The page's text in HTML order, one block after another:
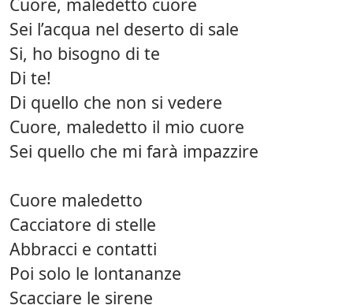
Sei l’acqua nel deserto di sale
Si, ho bisogno di te
Di te!
Di quello che non si vedere
Cuore, maledetto il mio cuore
Sei quello che mi farà impazzire
Cuore maledetto
Cacciatore di stelle
Abbracci e contatti
Poi solo le lontananze
Scacciare le sirene